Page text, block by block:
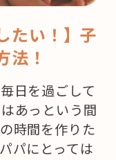
たい！】子
法！
日を過ごして
あっという間
時間を作りた
パにとっては